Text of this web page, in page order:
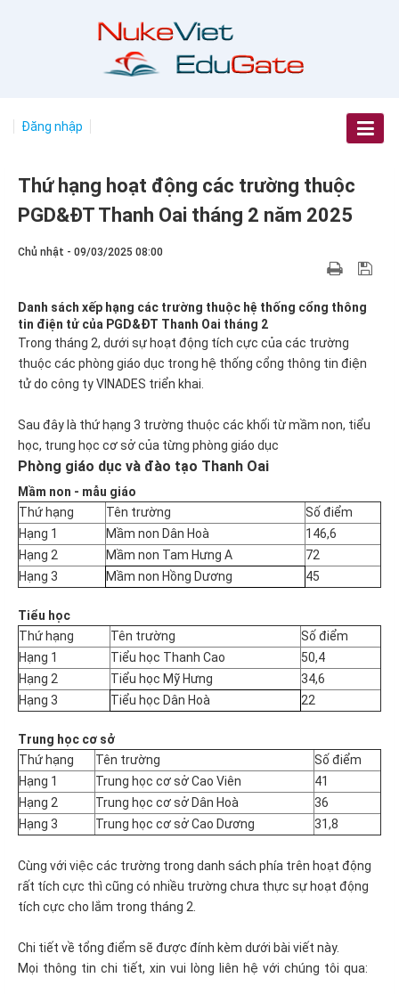
Đăng nhập
Thứ hạng hoạt động các trường thuộc
PGD&ĐT Thanh Oai tháng 2 năm 2025
Chủ nhật - 09/03/2025 08:00
Danh sách xếp hạng các trường thuộc hệ thống cổng thông
tin điện tử của PGD&ĐT Thanh Oai tháng 2
Trong tháng 2, dưới sự hoạt động tích cực của các trường
thuộc các phòng giáo dục trong hệ thống cổng thông tin điện
tử do công ty VINADES triển khai.
Sau đây là thứ hạng 3 trường thuộc các khối từ mầm non, tiểu
học, trung học cơ sở của từng phòng giáo dục
Phòng giáo dục và đào tạo Thanh Oai
Mầm non - mẫu giáo
Thứ hạng
Tên trường
Số điểm
Hạng 1
Mầm non Dân Hoà
146,6
Hạng 2
Mầm non Tam Hưng A
72
Hạng 3
Mầm non Hồng Dương 45
Tiểu học
Thứ hạng
Tên trường
Số điểm
Hạng 1
Tiểu học Thanh Cao
50,4
Hạng 2
Tiểu học Mỹ Hưng
34,6
Hạng 3
Tiểu học Dân Hoà 22
Trung học cơ sở
Thứ hạng
Tên trường
Số điểm
Hạng 1
Trung học cơ sở Cao Viên
41
Hạng 2
Trung học cơ sở Dân Hoà
36
Hạng 3
Trung học cơ sở Cao Dương 31,8
Cùng với việc các trường trong danh sách phía trên hoạt động
rất tích cực thì cũng có nhiều trường chưa thực sự hoạt động
tích cực cho lắm trong tháng 2.
Chi tiết về tổng điểm sẽ được đính kèm dưới bài viết này.
Mọi thông tin chi tiết, xin vui lòng liên hệ với chúng tôi qua: